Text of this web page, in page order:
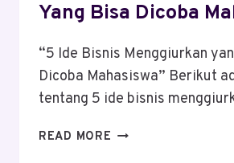
Yang Bisa Dicoba
“5 Ide Bisnis Menggiurkan
Dicoba Mahasiswa” Berikut
tentang 5 ide bisnis
READ MORE 5